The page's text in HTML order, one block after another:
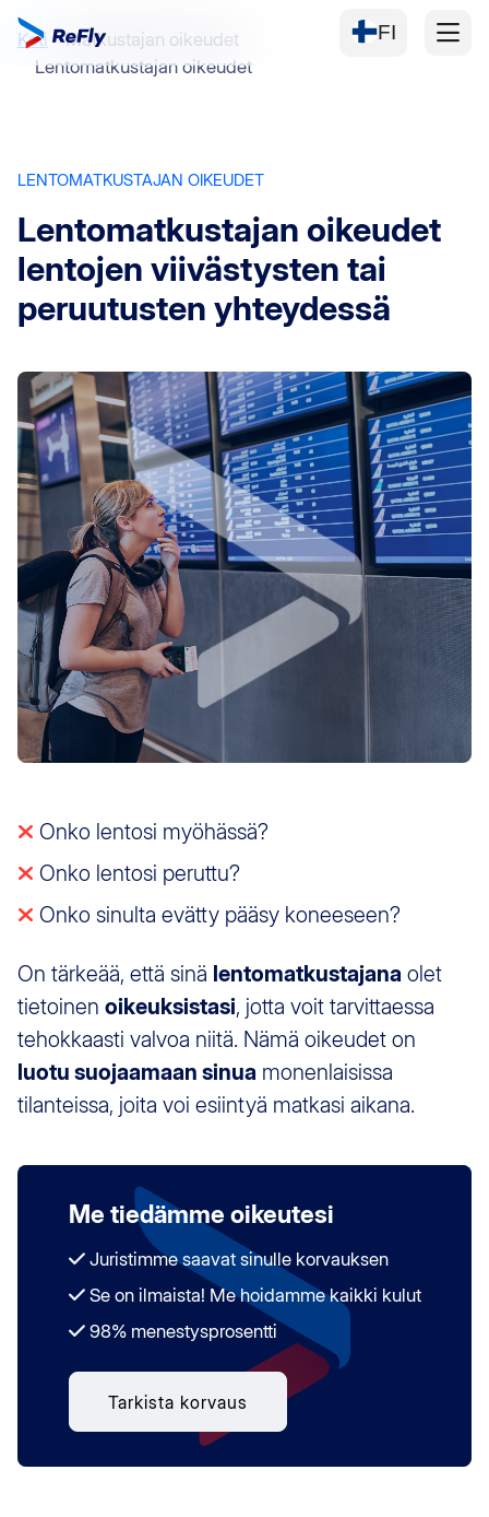
FI
Koti
Matkustajan oikeudet
Lentomatkustajan oikeudet
LENTOMATKUSTAJAN OIKEUDET
Lentomatkustajan oikeudet
lentojen viivästysten tai
peruutusten yhteydessä
Onko lentosi myöhässä?
Onko lentosi peruttu?
Onko sinulta evätty pääsy koneeseen?
On tärkeää, että sinä lentomatkustajana olet
tietoinen oikeuksistasi, jotta voit tarvittaessa
tehokkaasti valvoa niitä. Nämä oikeudet on
luotu suojaamaan sinua monenlaisissa
tilanteissa, joita voi esiintyä matkasi aikana.
Me tiedämme oikeutesi
Juristimme saavat sinulle korvauksen
Se on ilmaista! Me hoidamme kaikki kulut
98% menestysprosentti
Tarkista korvaus